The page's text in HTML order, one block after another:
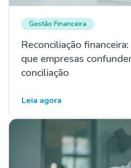
Gestão Financeira
Reconciliação
que empresas
conciliação
Leia agora